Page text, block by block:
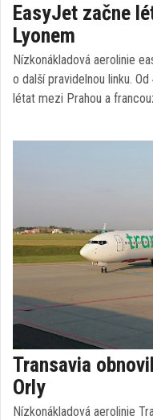
EasyJet začne
Lyonem
Nízkonákladová aerolinie
o další pravidelnou linku.
létat mezi Prahou a
Transavia
Orly
Nízkonákladová aerolinie